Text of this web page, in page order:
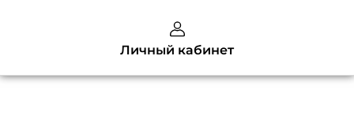
from the Noun Project
Личный кабинет